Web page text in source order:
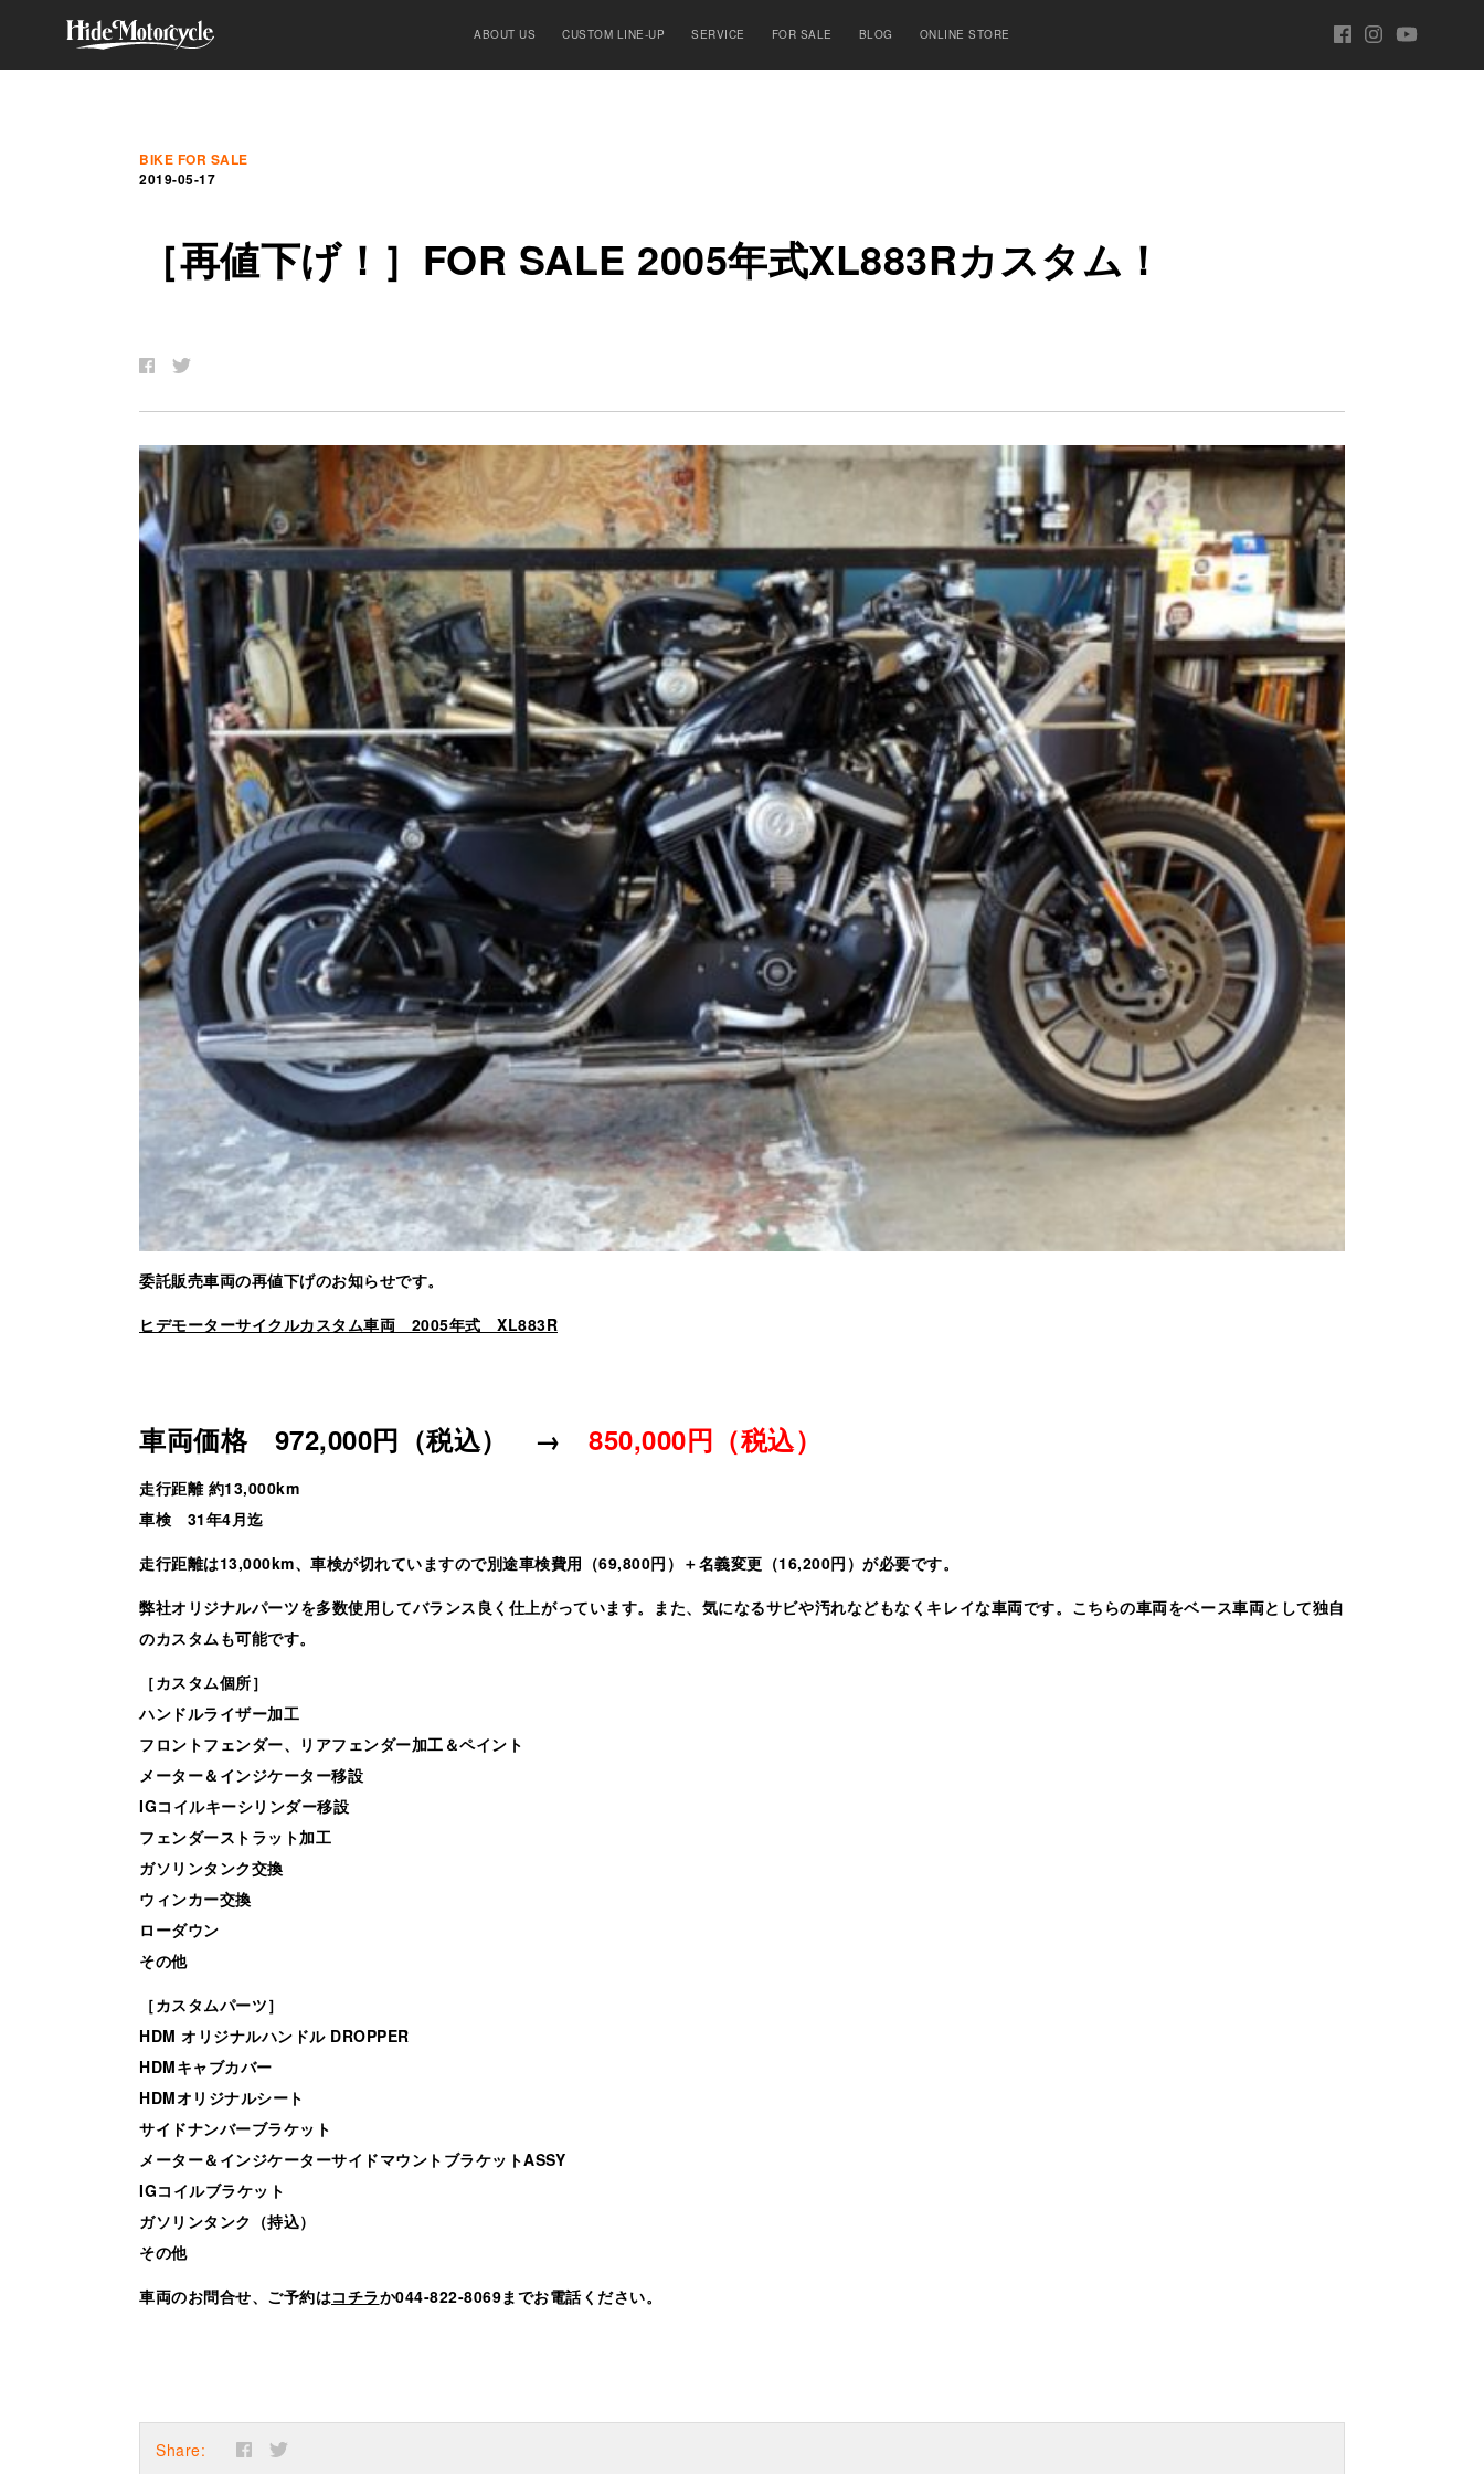
ABOUT US CUSTOM LINE-UP SERVICE FOR SALE BLOG ONLINE STORE
BIKE FOR SALE
2019-05-17
［再値下げ！］FOR SALE 2005年式XL883Rカスタム ！
委託販売車両の再値下げのお知らせです。
ヒデモーターサイクルカスタム車両 2005年式 XL883R
車両価格 972,000円（税込） → 850,000円（税込）
走行距離 約13,000km
車検 31年4月迄
走行距離は13,000km、車検が切れていますので別途車検費用（69,800円）＋名義変更（16,200円）が必要です。
弊社オリジナルパーツを多数使用してバランス良く仕上がっています。また、気になるサビや汚れなどもなくキレイな車両です。こちらの車両をベース車両として独自
のカスタムも可能です。
［カスタム個所］
ハンドルライザー加工
フロントフェンダー、リアフェンダー加工＆ペイント
メーター＆インジケーター移設
IGコイルキーシリンダー移設
フェンダーストラット加工
ガソリンタンク交換
ウィンカー交換
ローダウン
その他
［カスタムパーツ］
HDM オリジナルハンドル DROPPER
HDMキャブカバー
HDMオリジナルシート
サイドナンバーブラケット
メーター＆インジケーターサイドマウントブラケットASSY
IGコイルブラケット
ガソリンタンク（持込）
その他
車両のお問合せ、ご予約はコチラか044-822-8069までお電話ください。
Share: